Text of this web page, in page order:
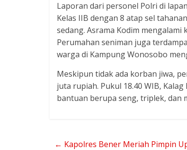
Laporan dari personel Polri di
Kelas IIB dengan 8 atap sel
sedang. Asrama Kodim
Perumahan seniman juga
warga di Kampung Wonosobo
Meskipun tidak ada korban jiwa,
juta rupiah. Pukul 18.40 WIB,
bantuan berupa seng, triplek, dan
← Kapolres Bener Meriah Pimpin